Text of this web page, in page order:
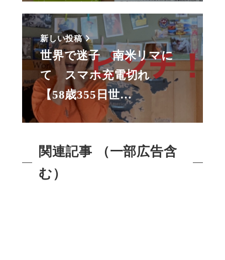
新しい投稿
世界で迷子 南米リマに
て スマホ充電切れ
【58歳355日世…
関連記事 （一部広告含
む）